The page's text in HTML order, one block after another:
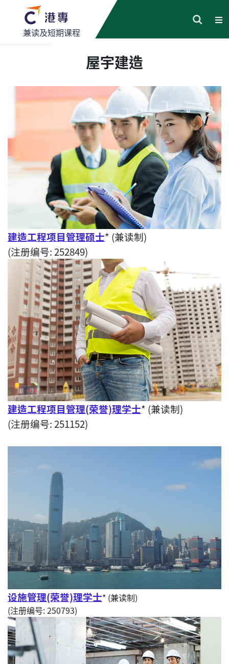
兼读及短期课程
屋宇建造
建造工程项目管理硕士* (兼读制)
(注册编号: 252849)
建造工程项目管理(荣誉)理学士* (兼读制)
(注册编号: 251152)
设施管理(荣誉)理学士* (兼读制)
(注册编号: 250793)